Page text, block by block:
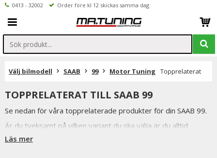
0413 - 32002 Order före kl 12 skickas samma dag
Välj bilmodell SAAB 99 Motor Tuning Topprelaterat
TOPPRELATERAT TILL SAAB 99
Se nedan för våra topprelaterade produkter för din SAAB 99.
Är du tveksamt på vilken variant du ska välja är du alltid
välkommen att kontakta oss för rådgivning.
Läs mer